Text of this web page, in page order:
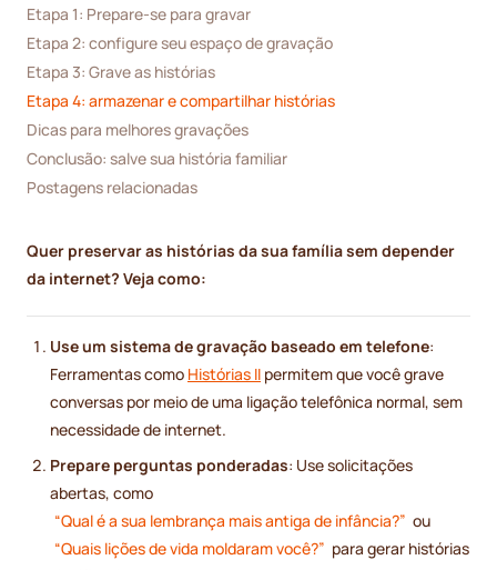
Etapa 1: Prepare-se para gravar
Etapa 2: configure seu espaço de gravação
Etapa 3: Grave as histórias
Etapa 4: armazenar e compartilhar histórias
Dicas para melhores gravações
Conclusão: salve sua história familiar
Postagens relacionadas
Quer preservar as histórias da sua família sem depender
da internet? Veja como:
Use um sistema de gravação baseado em telefone:
Ferramentas como Histórias II permitem que você grave
conversas por meio de uma ligação telefônica normal, sem
necessidade de internet.
Prepare perguntas ponderadas: Use solicitações
abertas, como
“Qual é a sua lembrança mais antiga de infância?” ou
“Quais lições de vida moldaram você?” para gerar histórias